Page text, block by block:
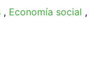
, Economía social ,